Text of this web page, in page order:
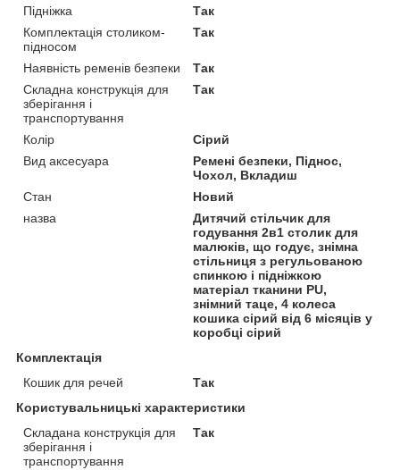
Підніжка
Так
Комплектація столиком-
підносом
Так
Наявність ременів безпеки
Так
Складна конструкція для
зберігання і
транспортування
Так
Колір
Сірий
Вид аксесуара
Ремені безпеки, Піднос,
Чохол, Вкладиш
Стан
Новий
назва
Дитячий стільчик для
годування 2в1 столик для
малюків, що годує, знімна
стільниця з регульованою
спинкою і підніжкою
матеріал тканини PU,
знімний таце, 4 колеса
кошика сірий від 6 місяців у
коробці сірий
Комплектація
Кошик для речей
Так
Користувальницькі характеристики
Складана конструкція для
зберігання і
транспортування
Так